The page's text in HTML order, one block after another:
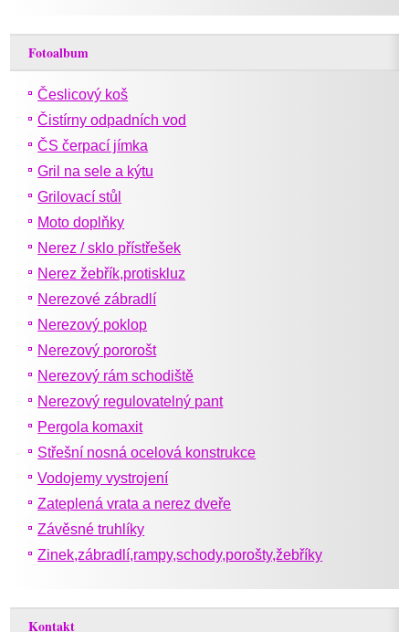
Fotoalbum
Česlicový koš
Čistírny odpadních vod
ČS čerpací jímka
Gril na sele a kýtu
Grilovací stůl
Moto doplňky
Nerez / sklo přístřešek
Nerez žebřík,protiskluz
Nerezové zábradlí
Nerezový poklop
Nerezový pororošt
Nerezový rám schodiště
Nerezový regulovatelný pant
Pergola komaxit
Střešní nosná ocelová konstrukce
Vodojemy vystrojení
Zateplená vrata a nerez dveře
Závěsné truhlíky
Zinek,zábradlí,rampy,schody,porošty,žebříky
Kontakt